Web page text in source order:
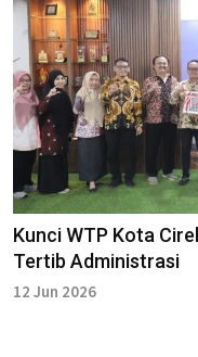
Kunci WTP Kota
Tertib Administrasi
12 Jun 2026